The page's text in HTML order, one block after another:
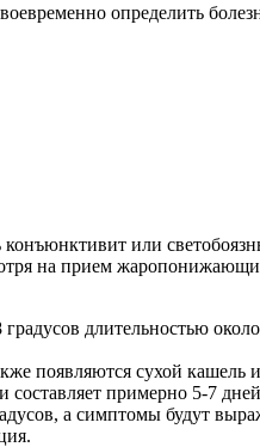
определить
или
на прием
длительностью
появляются сухой кашель
примерно 5-7
а симптомы будут